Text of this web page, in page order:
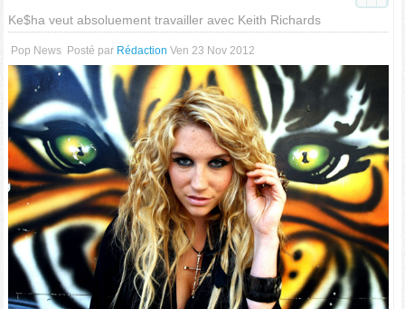
Ke$ha veut absoluement travailler avec Keith Richards
Pop News Posté par Rédaction Ven 23 Nov 2012